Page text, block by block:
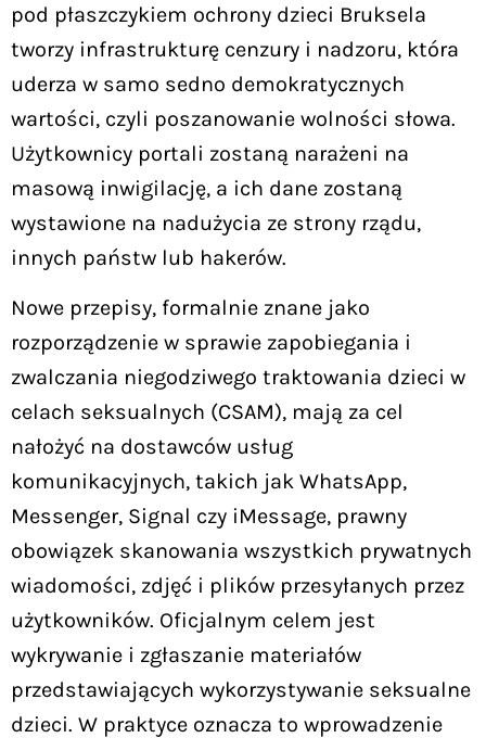
pod płaszczykiem ochrony dzieci Bruksela
tworzy infrastrukturę cenzury i nadzoru, która
uderza w samo sedno demokratycznych
wartości, czyli poszanowanie wolności słowa.
Użytkownicy portali zostaną narażeni na
masową inwigilację, a ich dane zostaną
wystawione na nadużycia ze strony rządu,
innych państw lub hakerów.
Nowe przepisy, formalnie znane jako
rozporządzenie w sprawie zapobiegania i
zwalczania niegodziwego traktowania dzieci w
celach seksualnych (CSAM), mają za cel
nałożyć na dostawców usług
komunikacyjnych, takich jak WhatsApp,
Messenger, Signal czy iMessage, prawny
obowiązek skanowania wszystkich prywatnych
wiadomości, zdjęć i plików przesyłanych przez
użytkowników. Oficjalnym celem jest
wykrywanie i zgłaszanie materiałów
przedstawiających wykorzystywanie seksualne
dzieci. W praktyce oznacza to wprowadzenie